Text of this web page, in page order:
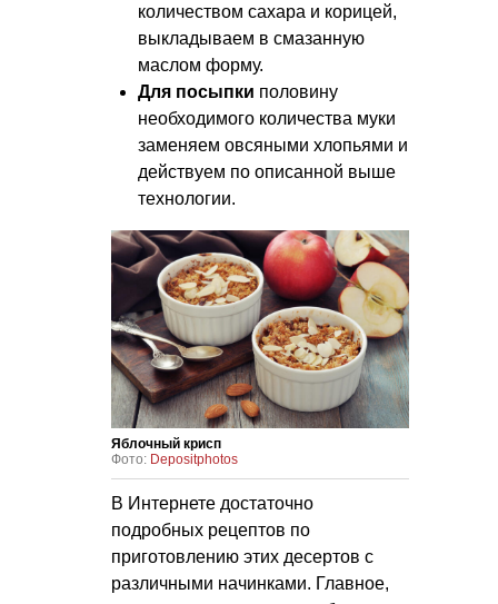
количеством сахара и корицей,
выкладываем в смазанную
маслом форму.
Для посыпки половину
необходимого количества муки
заменяем овсяными хлопьями и
действуем по описанной выше
технологии.
Яблочный крисп
Фото: Depositphotos
В Интернете достаточно
подробных рецептов по
приготовлению этих десертов с
различными начинками. Главное,